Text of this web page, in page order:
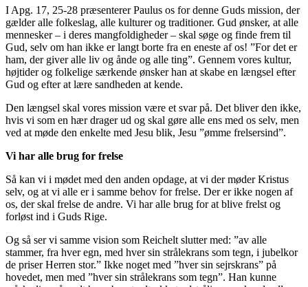
I Apg. 17, 25-28 præsenterer Paulus os for denne Guds mission, der
gælder alle folkeslag, alle kulturer og traditioner. Gud ønsker, at alle
mennesker – i deres mangfoldigheder – skal søge og finde frem til
Gud, selv om han ikke er langt borte fra en eneste af os! ”For det er
ham, der giver alle liv og ånde og alle ting”. Gennem vores kultur,
højtider og folkelige særkende ønsker han at skabe en længsel efter
Gud og efter at lære sandheden at kende.
Den længsel skal vores mission være et svar på. Det bliver den ikke,
hvis vi som en hær drager ud og skal gøre alle ens med os selv, men
ved at møde den enkelte med Jesu blik, Jesu ”ømme frelsersind”.
Vi har alle brug for frelse
Så kan vi i mødet med den anden opdage, at vi der møder Kristus
selv, og at vi alle er i samme behov for frelse. Der er ikke nogen af
os, der skal frelse de andre. Vi har alle brug for at blive frelst og
forløst ind i Guds Rige.
Og så ser vi samme vision som Reichelt slutter med: ”av alle
stammer, fra hver egn, med hver sin strålekrans som tegn, i jubelkor
de priser Herren stor.” Ikke noget med ”hver sin sejrskrans” på
hovedet, men med ”hver sin strålekrans som tegn”. Han kunne